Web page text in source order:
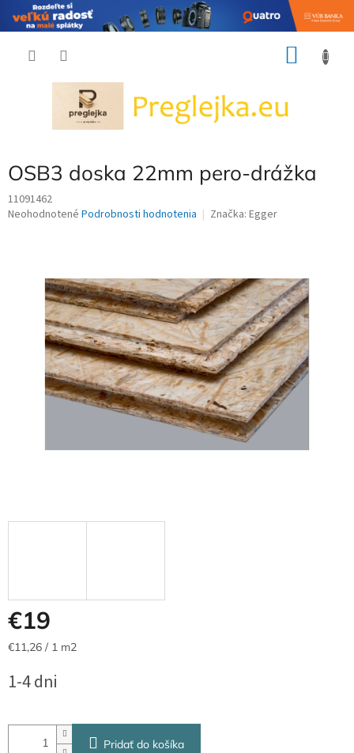
OSB3 doska 22mm pero-drážka
11091462
Priemerné
hviezdičiek.
Neohodnotené Podrobnosti hodnotenia Značka: Egger
€19
Jednotková
€11,26 / 1 m2
1-4 dni
Pridať do košíka